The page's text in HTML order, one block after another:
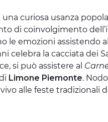
una curiosa usanza
di coinvolgimento
le emozioni assistendo
celebra la cacciata dei
si può assistere al
Limone Piemonte. Nodo
alle feste tradizionali